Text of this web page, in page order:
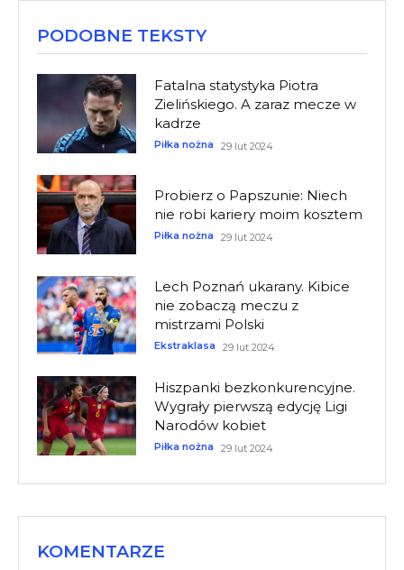
PODOBNE TEKSTY
Fatalna statystyka Piotra
Zielińskiego. A zaraz mecze w
kadrze
Piłka nożna 29 lut 2024
Probierz o Papszunie: Niech
nie robi kariery moim kosztem
Piłka nożna 29 lut 2024
Lech Poznań ukarany. Kibice
nie zobaczą meczu z
mistrzami Polski
Ekstraklasa 29 lut 2024
Hiszpanki bezkonkurencyjne.
Wygrały pierwszą edycję Ligi
Narodów kobiet
Piłka nożna 29 lut 2024
KOMENTARZE